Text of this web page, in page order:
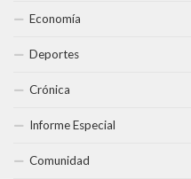
Economía
Deportes
Crónica
Informe Especial
Comunidad